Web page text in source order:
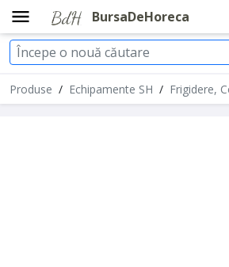
BursaDeHoreca
Produse / Echipamente SH / Frigidere,